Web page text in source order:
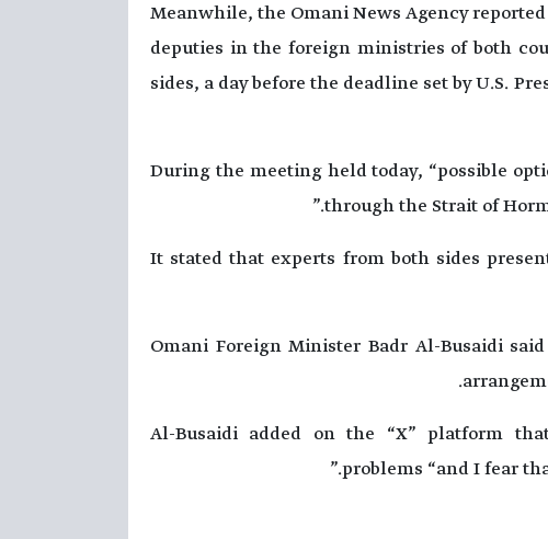
Meanwhile, the Omani News Agency
deputies in the foreign ministries of both
sides, a day before the deadline set by U.S.
During the meeting held today, “possible
through the Strait of
It stated that experts from both sides
Omani Foreign Minister Badr Al-Busaidi
Al-Busaidi added on the “X” platform
problems “and I fear